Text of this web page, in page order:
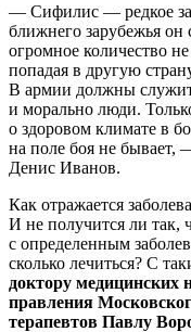
— Сифилис — редкое
ближнего зарубежья
огромное количество
попадая в другую
В армии должны
и морально люди.
о здоровом климате в
на поле боя не
Денис Иванов.
Как отражается
И не получится ли так,
с определенным
сколько лечиться? С
доктору медицинских
правления
терапевтов Павлу